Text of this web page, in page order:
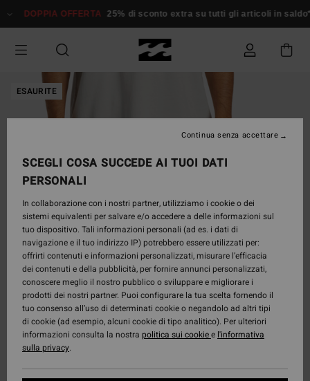
alle
prodotto
DOPPIA OFFERTA 25% di sconto extra su tutti gli articoli in saldo*
ESAURITE
SCEGLI COSA SUCCEDE AI TUOI DATI
PERSONALI
In collaborazione con i nostri partner, utilizziamo i cookie o dei
sistemi equivalenti per salvare e/o accedere a delle informazioni sul
tuo dispositivo. Tali informazioni personali (ad es. i dati di
navigazione e il tuo indirizzo IP) potrebbero essere utilizzati per:
offrirti contenuti e informazioni personalizzati, misurare l’efficacia
dei contenuti e della pubblicità, per fornire annunci personalizzati,
conoscere meglio il nostro pubblico o sviluppare e migliorare i
prodotti dei nostri partner. Puoi configurare la tua scelta fornendo il
tuo consenso all’uso di determinati cookie o negandolo ad altri tipi
di cookie (ad esempio, alcuni cookie di tipo analitico). Per ulteriori
informazioni consulta la nostra politica sui cookiee l'informativa
sulla privacy.
Continua senza accettare